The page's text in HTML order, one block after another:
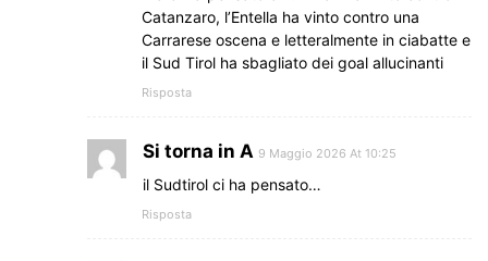
Catanzaro, l’Entella ha vinto contro una
Carrarese oscena e letteralmente in ciabatte e
il Sud Tirol ha sbagliato dei goal allucinanti
Risposta
Si torna in A 9 Maggio 2026 At 10:25
il Sudtirol ci ha pensato…
Risposta